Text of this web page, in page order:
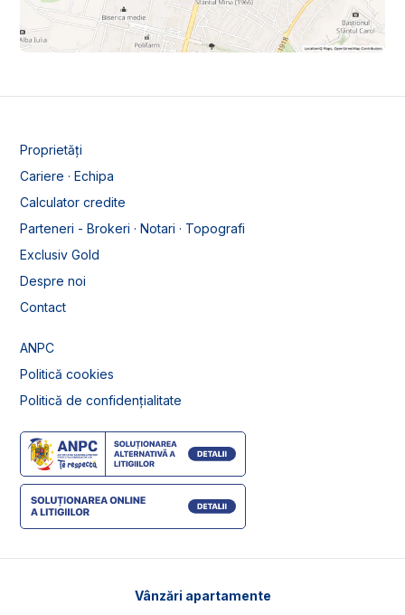
Proprietăți
Cariere · Echipa
Calculator credite
Parteneri - Brokeri · Notari · Topografi
Exclusiv Gold
Despre noi
Contact
ANPC
Politică cookies
Politică de confidențialitate
Vânzări apartamente